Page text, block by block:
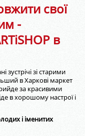
свої
-
в
зустрічі зі старими
в Харкові маркет
за красивими
в хорошому настрої і
і іменитих